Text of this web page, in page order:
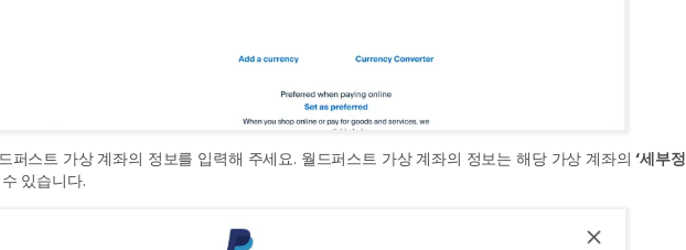
퍼스트 가상 계좌의 정보를 입력해 주세요. 월드퍼스트 가상 계좌의 정보는 해당 가상 계좌의‘세부정
있습니다.